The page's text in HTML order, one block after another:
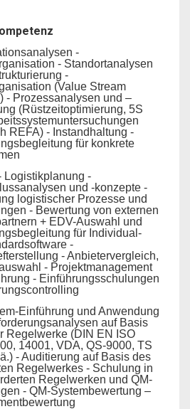
-
- Standortanalysen
-
(Value Stream
- Prozessanalysen und –
(Rüstzeitoptimierung, 5S
REFA) - Instandhaltung -
für konkrete
Logistikplanung -
und -konzepte -
logistischer Prozesse und
- Bewertung von externen
+ EDV-Auswahl und
für Individual-
-
- Anbietervergleich,
- Projektmanagement
- Einführungsschulungen
Einführung und Anwendung
auf Basis
Regelwerke (DIN EN ISO
14001, VDA, QS-9000, TS
- Auditierung auf Basis des
Regelwerkes - Schulung in
Regelwerken und QM-
- QM-Systembewertung –